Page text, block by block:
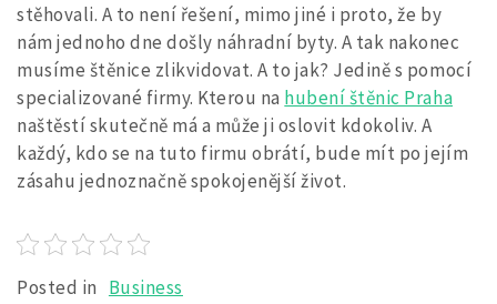
stěhovali. A to není řešení, mimo jiné i proto, že by
nám jednoho dne došly náhradní byty. A tak nakonec
musíme štěnice zlikvidovat. A to jak? Jedině s pomocí
specializované firmy. Kterou na hubení štěnic Praha
naštěstí skutečně má a může ji oslovit kdokoliv. A
každý, kdo se na tuto firmu obrátí, bude mít po jejím
zásahu jednoznačně spokojenější život.
Posted in Business